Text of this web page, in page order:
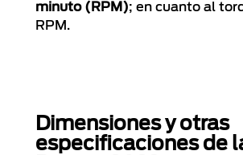
minuto (RPM); en cuanto al
RPM.
Dimensiones y otras
especificaciones de